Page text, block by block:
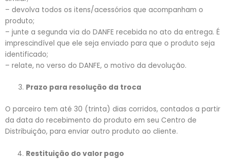
– devolva todos os itens/acessórios que acompanham o
produto;
– junte a segunda via do DANFE recebida no ato da entrega. É
imprescindível que ele seja enviado para que o produto seja
identificado;
– relate, no verso do DANFE, o motivo da devolução.
Prazo para resolução da troca
O parceiro tem até 30 (trinta) dias corridos, contados a partir
da data do recebimento do produto em seu Centro de
Distribuição, para enviar outro produto ao cliente.
Restituição do valor pago